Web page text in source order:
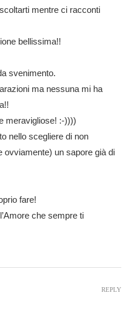
mentre ci racconti
bellissima!!
svenimento.
ma nessuna mi ha
meravigliose! :-))))
nello scegliere di non
ovviamente) un sapore già di
fare!
che sempre ti
REPLY